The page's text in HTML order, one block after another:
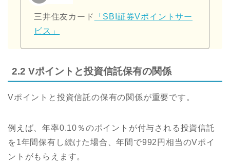
三井住友カード
「SBI証券Vポイントサー
ビス」
2.2 Vポイントと投資信託保有の関係
Vポイントと投資信託の保有の関係が重要です。
例えば、年率0.10％のポイントが付与される投資信託
を1年間保有し続けた場合、年間で992円相当のVポイ
ントがもらえます。